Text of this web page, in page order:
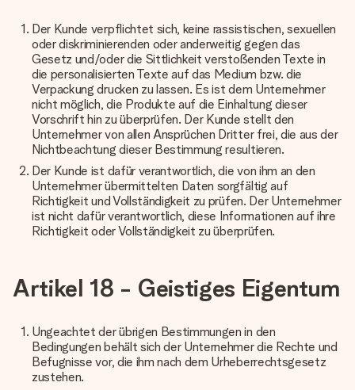
Der Kunde verpflichtet sich, keine rassistischen, sexuellen
oder diskriminierenden oder anderweitig gegen das
Gesetz und/oder die Sittlichkeit verstoßenden Texte in
die personalisierten Texte auf das Medium bzw. die
Verpackung drucken zu lassen. Es ist dem Unternehmer
nicht möglich, die Produkte auf die Einhaltung dieser
Vorschrift hin zu überprüfen. Der Kunde stellt den
Unternehmer von allen Ansprüchen Dritter frei, die aus der
Nichtbeachtung dieser Bestimmung resultieren.
Der Kunde ist dafür verantwortlich, die von ihm an den
Unternehmer übermittelten Daten sorgfältig auf
Richtigkeit und Vollständigkeit zu prüfen. Der Unternehmer
ist nicht dafür verantwortlich, diese Informationen auf ihre
Richtigkeit oder Vollständigkeit zu überprüfen.
Artikel 18 - Geistiges Eigentum
Ungeachtet der übrigen Bestimmungen in den
Bedingungen behält sich der Unternehmer die Rechte und
Befugnisse vor, die ihm nach dem Urheberrechtsgesetz
zustehen.